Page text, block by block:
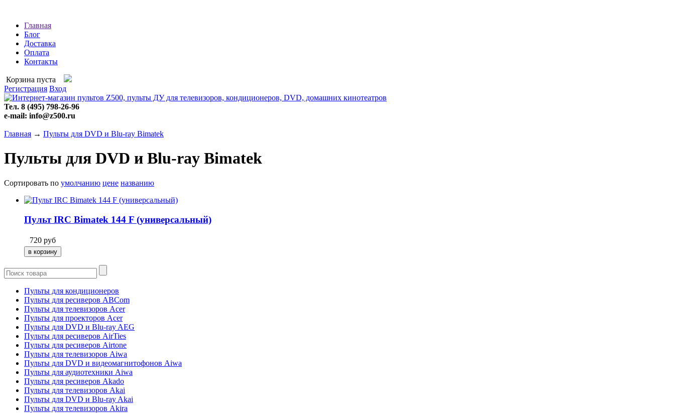
Главная
Блог
Доставка
Оплата
Контакты
Корзина пуста
Регистрация Вход
Тел. 8 (495) 798-26-96
e-mail: info@z500.ru
Главная → Пульты для DVD и Blu-ray Bimatek
Пульты для DVD и Blu-ray Bimatek
Сортировать по умолчанию цене названию
Пульт IRC Bimatek 144 F (универсальный)
720 руб
Пульты для кондиционеров
Пульты для ресиверов ABCom
Пульты для телевизоров Acer
Пульты для проекторов Acer
Пульты для DVD и Blu-ray AEG
Пульты для ресиверов AirTies
Пульты для ресиверов Airtone
Пульты для телевизоров Aiwa
Пульты для DVD и видеомагнитофонов Aiwa
Пульты для аудиотехники Aiwa
Пульты для ресиверов Akado
Пульты для телевизоров Akai
Пульты для DVD и Blu-ray Akai
Пульты для телевизоров Akira